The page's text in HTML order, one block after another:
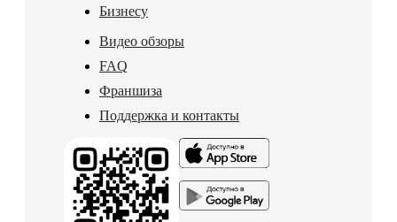
Бизнесу
Видео обзоры
FAQ
Франшиза
Поддержка и контакты